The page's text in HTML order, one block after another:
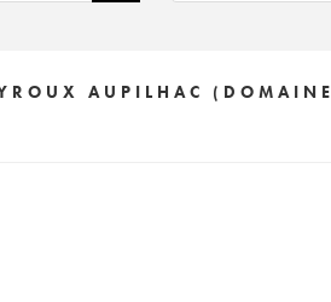
AUPILHAC